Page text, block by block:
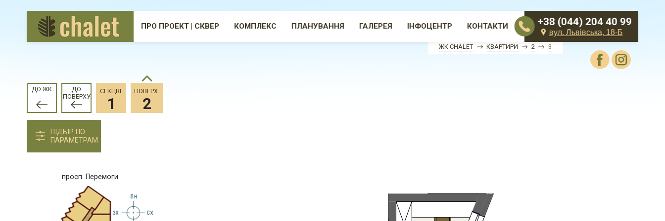
ПРО ПРОЕКТ | СКВЕР КОМПЛЕКС ПЛАНУВАННЯ ГАЛЕРЕЯ ІНФОЦЕНТР КОНТАКТИ +38 (044) 204 40 99
вул. Львівська, 18-Б
ЖК CHALET КВАРТИРИ 2 3
ДО ЖК
ДО
ПОВЕРХУ
СЕКЦІЯ:
1
ПОВЕРХ:
2
ПІДБІР ПО
ПАРАМЕТРАМ
просп. Перемоги